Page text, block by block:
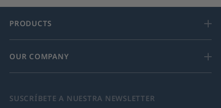
PRODUCTS
OUR COMPANY
SUSCRÍBETE A NUESTRA NEWSLETTER